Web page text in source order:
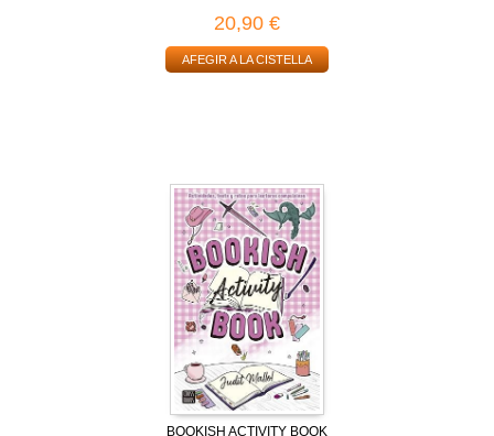
20,90 €
AFEGIR A LA CISTELLA
BOOKISH ACTIVITY BOOK